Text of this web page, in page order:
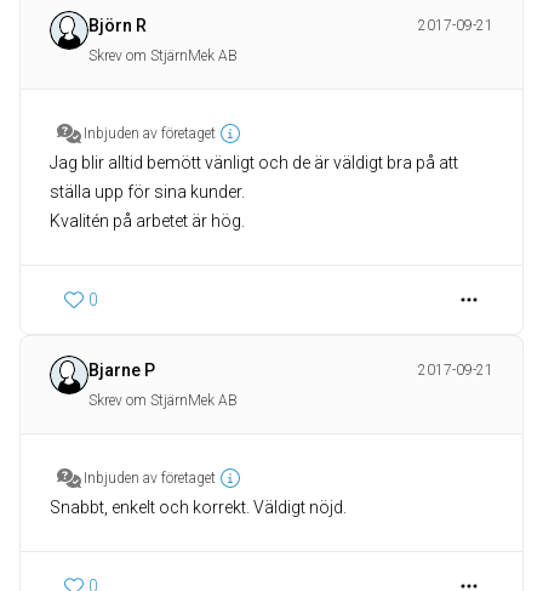
Björn R
2017-09-21
Skrev om StjärnMek AB
Inbjuden av företaget
Jag blir alltid bemött vänligt och de är väldigt bra på att
ställa upp för sina kunder.
Kvalitén på arbetet är hög.
0
Bjarne P
2017-09-21
Skrev om StjärnMek AB
Inbjuden av företaget
Snabbt, enkelt och korrekt. Väldigt nöjd.
0